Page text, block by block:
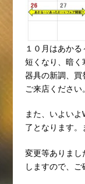
１０月はあか
短くなり、暗く
器具の新調、買
ご来店ください。
また、いよい
了となります。
変更等ありまし
しますので、ご